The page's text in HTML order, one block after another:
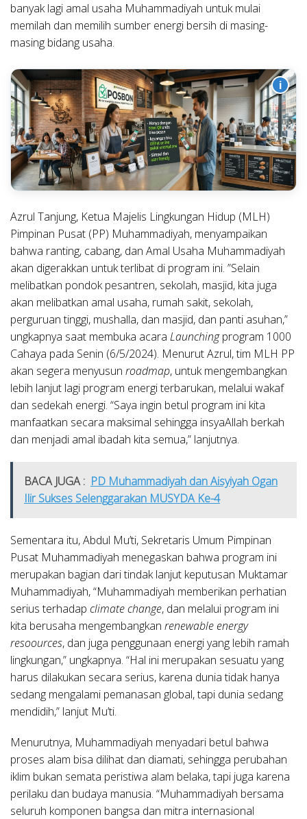
banyak lagi amal usaha Muhammadiyah untuk mulai
memilah dan memilih sumber energi bersih di masing-
masing bidang usaha.
i
Azrul Tanjung, Ketua Majelis Lingkungan Hidup (MLH)
Pimpinan Pusat (PP) Muhammadiyah, menyampaikan
bahwa ranting, cabang, dan Amal Usaha Muhammadiyah
akan digerakkan untuk terlibat di program ini. ”Selain
melibatkan pondok pesantren, sekolah, masjid, kita juga
akan melibatkan amal usaha, rumah sakit, sekolah,
perguruan tinggi, mushalla, dan masjid, dan panti asuhan,”
ungkapnya saat membuka acara Launchingprogram 1000
Cahaya pada Senin (6/5/2024). Menurut Azrul, tim MLH PP
akan segera menyusun roadmap, untuk mengembangkan
lebih lanjut lagi program energi terbarukan, melalui wakaf
dan sedekah energi. “Saya ingin betul program ini kita
manfaatkan secara maksimal sehingga insyaAllah berkah
dan menjadi amal ibadah kita semua,” lanjutnya.
BACA JUGA : PD Muhammadiyah dan Aisyiyah Ogan
Ilir Sukses Selenggarakan MUSYDA Ke-4
Sementara itu, Abdul Mu’ti, Sekretaris Umum Pimpinan
Pusat Muhammadiyah menegaskan bahwa program ini
merupakan bagian dari tindak lanjut keputusan Muktamar
Muhammadiyah, “Muhammadiyah memberikan perhatian
serius terhadap climate change, dan melalui program ini
kita berusaha mengembangkan renewable energy
resoources, dan juga penggunaan energi yang lebih ramah
lingkungan,” ungkapnya. “Hal ini merupakan sesuatu yang
harus dilakukan secara serius, karena dunia tidak hanya
sedang mengalami pemanasan global, tapi dunia sedang
mendidih,” lanjut Mu’ti.
Menurutnya, Muhammadiyah menyadari betul bahwa
proses alam bisa dilihat dan diamati, sehingga perubahan
iklim bukan semata peristiwa alam belaka, tapi juga karena
perilaku dan budaya manusia. “Muhammadiyah bersama
seluruh komponen bangsa dan mitra internasional